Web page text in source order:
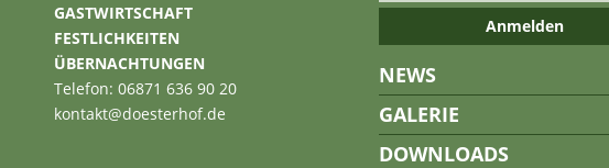
GASTWIRTSCHAFT
FESTLICHKEITEN
ÜBERNACHTUNGEN
Telefon: 06871 636 90 20
kontakt@doesterhof.de
NEWS
GALERIE
DOWNLOADS